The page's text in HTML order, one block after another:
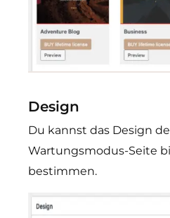
Design
Du kannst das Design
Wartungsmodus-Seite
bestimmen.